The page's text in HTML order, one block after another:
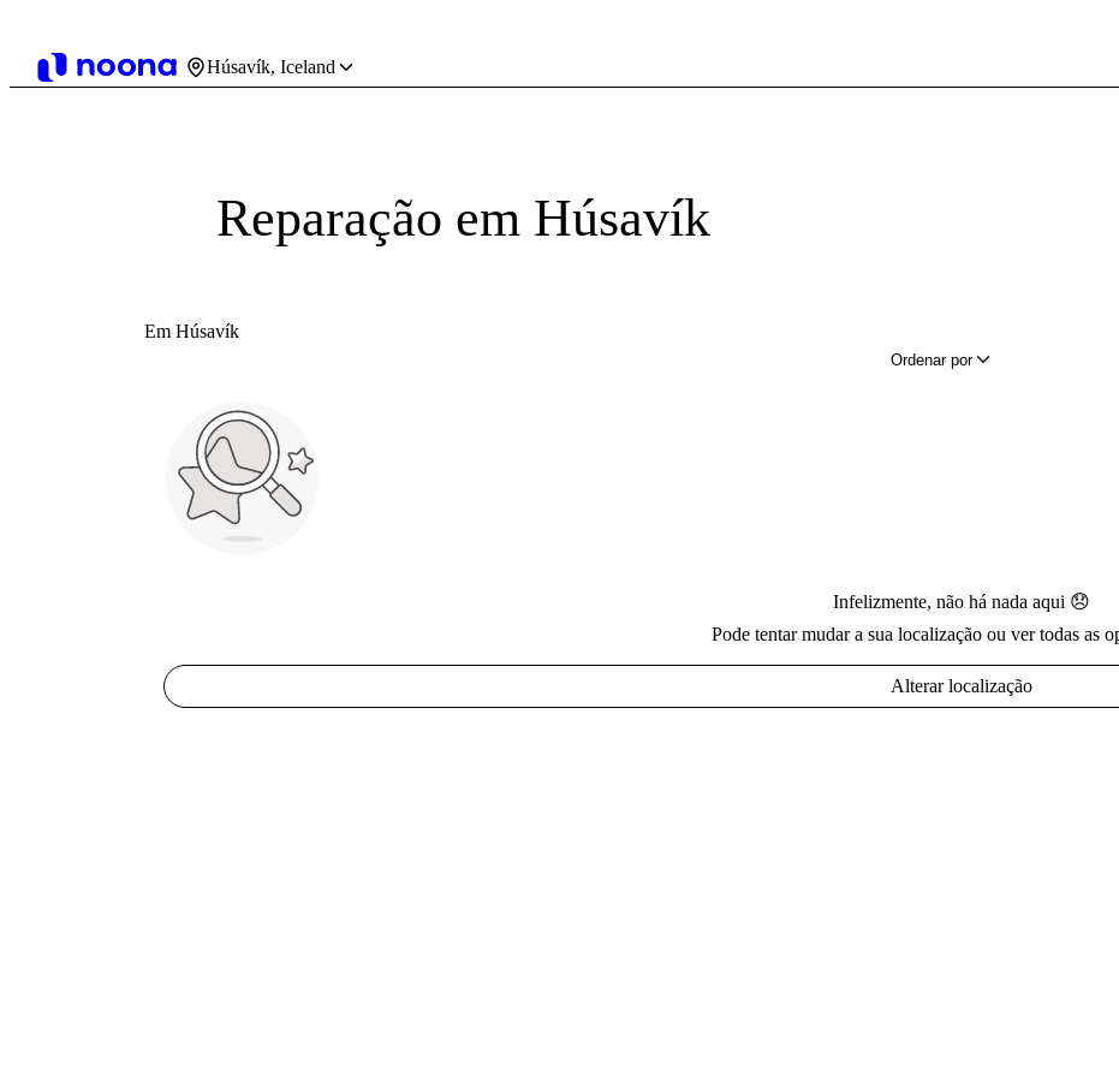
Húsavík, Iceland
Reparação em Húsavík
Em Húsavík
Ordenar por
Infelizmente, não há nada aqui 😞
Pode tentar mudar a sua localização ou ver todas as
Alterar localização